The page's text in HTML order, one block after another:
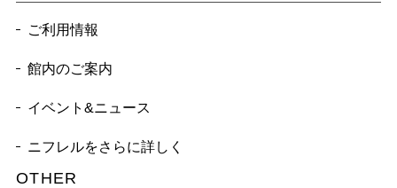
ご利用情報
館内のご案内
イベント&ニュース
ニフレルをさらに詳しく
OTHER